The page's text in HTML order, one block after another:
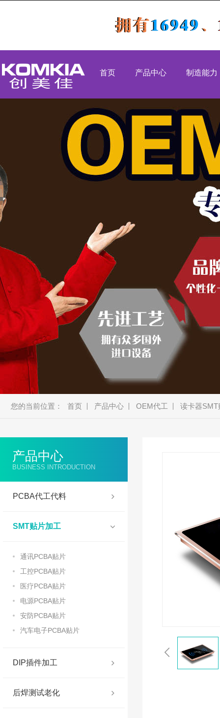
首页 产品中心
SMT贴片加工
DIP插件加工
后焊测试老化
OEM代工
组装加工
医疗类
美容类
车载类
消费类
商显类
安防类
新能源
机器人
智能厨电
蓝牙音箱
金融产品
制造能力
DIP生产能力
组装生产能力
您的当前位置： 首页 产品中心 OEM代工 读卡器
产品中心
BUSINESS INTRODUCTION
PCBA代工代料
SMT贴片加工
通讯PCBA贴片
工控PCBA贴片
医疗PCBA贴片
电源PCBA贴片
安防PCBA贴片
汽车电子PCBA贴片
DIP插件加工
后焊测试老化